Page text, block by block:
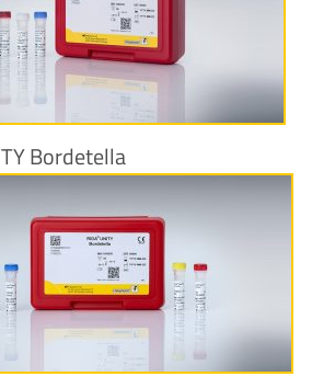
Maggiori informazioni
Bordetella
Maggiori informazioni